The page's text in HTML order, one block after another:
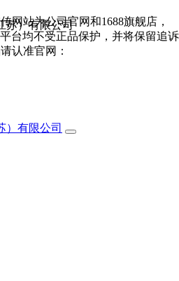
）有限公司
网站为公司官网和1688旗舰店，
台均不受正品保护，并将保留追诉
认准官网：